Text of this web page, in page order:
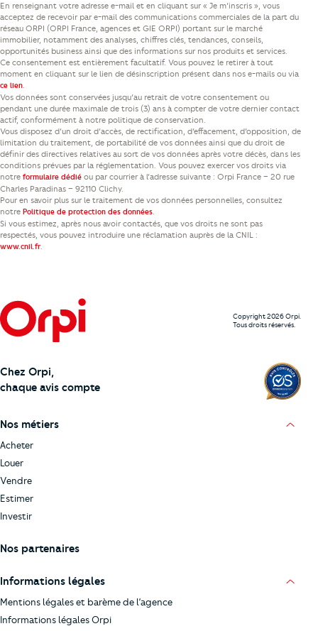
En renseignant votre adresse e-mail et en cliquant sur « Je m’inscris », vous
acceptez de recevoir par e-mail des communications commerciales de la part du
réseau ORPI (ORPI France, agences et GIE ORPI) portant sur le marché
immobilier, notamment des analyses, chiffres clés, tendances, conseils,
opportunités business ainsi que des informations sur nos produits et services.
Ce consentement est entièrement facultatif. Vous pouvez le retirer à tout
moment en cliquant sur le lien de désinscription présent dans nos e-mails ou via
ce lien.
Vos données sont conservées jusqu’au retrait de votre consentement ou
pendant une durée maximale de trois (3) ans à compter de votre dernier contact
actif, conformément à notre politique de conservation.
Vous disposez d’un droit d’accès, de rectification, d’effacement, d’opposition, de
limitation du traitement, de portabilité de vos données ainsi que du droit de
définir des directives relatives au sort de vos données après votre décès, dans les
conditions prévues par la réglementation. Vous pouvez exercer vos droits via
notre formulaire dédié ou par courrier à l’adresse suivante : Orpi France – 20 rue
Charles Paradinas – 92110 Clichy.
Pour en savoir plus sur le traitement de vos données personnelles, consultez
notre Politique de protection des données.
Si vous estimez, après nous avoir contactés, que vos droits ne sont pas
respectés, vous pouvez introduire une réclamation auprès de la CNIL :
www.cnil.fr.
Copyright 2026 Orpi.
Tous droits réservés.
Chez Orpi,
chaque avis compte
Nos métiers
Acheter
Louer
Vendre
Estimer
Investir
Nos partenaires
Informations légales
Mentions légales et barème de l’agence
Informations légales Orpi